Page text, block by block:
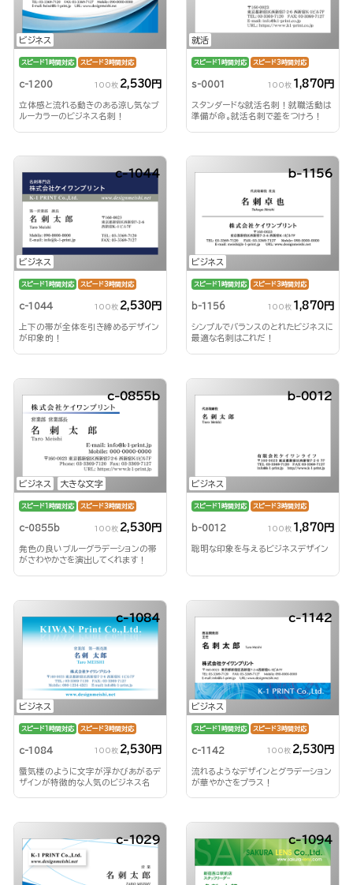
ビジネス
スピード1時間対応 スピード3時間対応
c-1200 100枚 2,530円
立体感と流れる動きのある涼し気なブ
ルーカラーのビジネス名刺！
就活
スピード1時間対応 スピード3時間対応
s-0001 100枚 1,870円
スタンダードな就活名刺！就職活動は
準備が命。就活名刺で差をつけろ！
ビジネス
c-1044
スピード1時間対応 スピード3時間対応
c-1044 100枚 2,530円
上下の帯が全体を引き締めるデザイン
が印象的！
ビジネス
b-1156
スピード1時間対応 スピード3時間対応
b-1156 100枚 1,870円
シンプルでバランスのとれたビジネスに
最適な名刺はこれだ！
ビジネス 大きな文字
c-0855b
スピード1時間対応 スピード3時間対応
c-0855b 100枚 2,530円
発色の良いブルーグラデーションの帯
がさわやかさを演出してくれます！
ビジネス
b-0012
スピード1時間対応 スピード3時間対応
b-0012 100枚 1,870円
聡明な印象を与えるビジネスデザイン
ビジネス
c-1084
スピード1時間対応 スピード3時間対応
c-1084 100枚 2,530円
蜃気楼のように文字が浮かびあがるデ
ザインが特徴的な人気のビジネス名
ビジネス
c-1142
スピード1時間対応 スピード3時間対応
c-1142 100枚 2,530円
流れるようなデザインとグラデーション
が華やかさをプラス！
c-1029 c-1094